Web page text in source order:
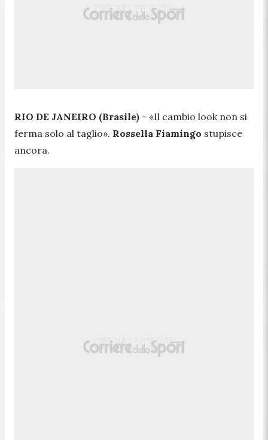
RIO DE JANEIRO (Brasile) - «Il cambio look non si
ferma solo al taglio». Rossella Fiamingo stupisce
ancora.